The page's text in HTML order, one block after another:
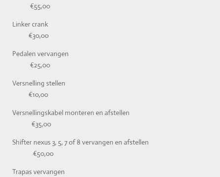
€55,00
Linker crank
€30,00
Pedalen vervangen
€25,00
Versnelling stellen
€10,00
Versnellingskabel monteren en afstellen
€35,00
Shifter nexus 3, 5, 7 of 8 vervangen en afstellen
€50,00
Trapas vervangen